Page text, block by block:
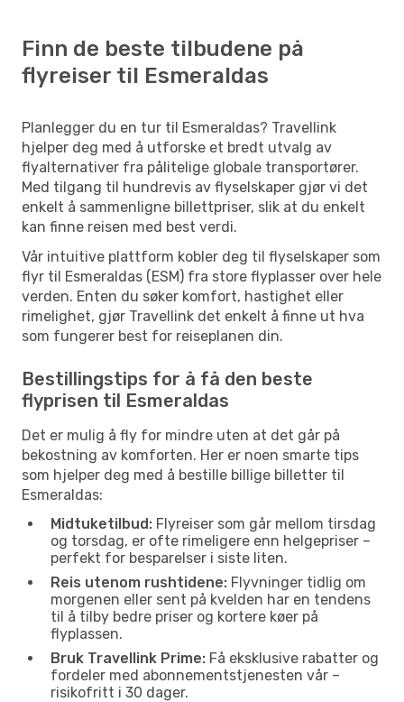
Finn de beste tilbudene på
flyreiser til Esmeraldas
Planlegger du en tur til Esmeraldas? Travellink
hjelper deg med å utforske et bredt utvalg av
flyalternativer fra pålitelige globale transportører.
Med tilgang til hundrevis av flyselskaper gjør vi det
enkelt å sammenligne billettpriser, slik at du enkelt
kan finne reisen med best verdi.
Vår intuitive plattform kobler deg til flyselskaper som
flyr til Esmeraldas (ESM) fra store flyplasser over hele
verden. Enten du søker komfort, hastighet eller
rimelighet, gjør Travellink det enkelt å finne ut hva
som fungerer best for reiseplanen din.
Bestillingstips for å få den beste
flyprisen til Esmeraldas
Det er mulig å fly for mindre uten at det går på
bekostning av komforten. Her er noen smarte tips
som hjelper deg med å bestille billige billetter til
Esmeraldas:
Midtuketilbud: Flyreiser som går mellom tirsdag
og torsdag, er ofte rimeligere enn helgepriser –
perfekt for besparelser i siste liten.
Reis utenom rushtidene: Flyvninger tidlig om
morgenen eller sent på kvelden har en tendens
til å tilby bedre priser og kortere køer på
flyplassen.
Bruk Travellink Prime: Få eksklusive rabatter og
fordeler med abonnementstjenesten vår –
risikofritt i 30 dager.